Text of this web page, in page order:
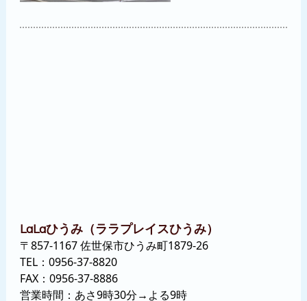
LaLaひうみ（ララプレイスひうみ）
〒857-1167 佐世保市ひうみ町1879-26
TEL： 0956-37-8820
FAX：0956-37-8886
営業時間：あさ9時30分→よる9時